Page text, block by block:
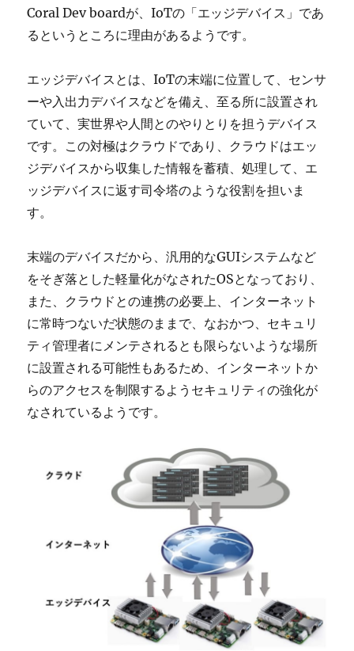
Coral Dev boardが、IoTの「エッジデバイス」であ
るというところに理由があるようです。
エッジデバイスとは、IoTの末端に位置して、センサ
ーや入出力デバイスなどを備え、至る所に設置され
ていて、実世界や人間とのやりとりを担うデバイス
です。この対極はクラウドであり、クラウドはエッ
ジデバイスから収集した情報を蓄積、処理して、エ
ッジデバイスに返す司令塔のような役割を担いま
す。
末端のデバイスだから、汎用的なGUIシステムなど
をそぎ落とした軽量化がなされたOSとなっており、
また、クラウドとの連携の必要上、インターネット
に常時つないだ状態のままで、なおかつ、セキュリ
ティ管理者にメンテされるとも限らないような場所
に設置される可能性もあるため、インターネットか
らのアクセスを制限するようセキュリティの強化が
なされているようです。